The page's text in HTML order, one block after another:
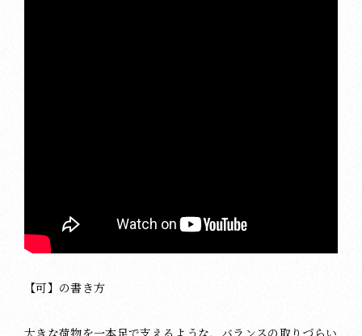
【可】の書き方
大きな荷物を一本足で支えるような、バランスの取りづらい